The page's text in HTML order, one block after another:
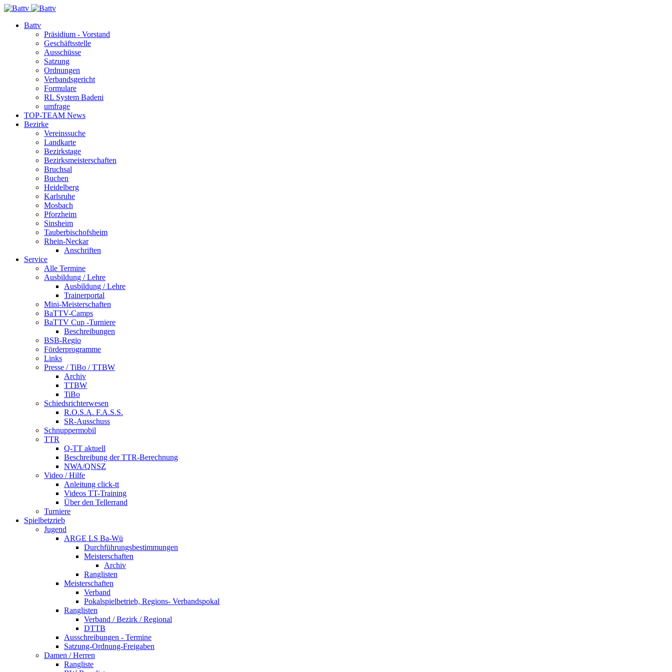
Battv
Präsidium - Vorstand
Geschäftsstelle
Ausschüsse
Satzung
Ordnungen
Verbandsgericht
Formulare
RL System Badeni
umfrage
TOP-TEAM News
Bezirke
Vereinssuche
Landkarte
Bezirkstage
Bezirksmeisterschaften
Bruchsal
Buchen
Heidelberg
Karlsruhe
Mosbach
Pforzheim
Sinsheim
Tauberbischofsheim
Rhein-Neckar
Anschriften
Service
Alle Termine
Ausbildung / Lehre
Ausbildung / Lehre
Trainerportal
Mini-Meisterschaften
BaTTV-Camps
BaTTV Cup -Turniere
Beschreibungen
BSB-Regio
Förderprogramme
Links
Presse / TiBo / TTBW
Archiv
TTBW
TiBo
Schiedsrichterwesen
R.O.S.A. F.A.S.S.
SR-Ausschuss
Schnuppermobil
TTR
Q-TT aktuell
Beschreibung der TTR-Berechnung
NWA/QNSZ
Video / Hilfe
Anleitung click-tt
Videos TT-Training
Über den Tellerrand
Turniere
Spielbetzrieb
Jugend
ARGE LS Ba-Wü
Durchführungsbestimmungen
Meisterschaften
Archiv
Ranglisten
Meisterschaften
Verband
Pokalspielbetrieb, Regions- Verbandspokal
Ranglisten
Verband / Bezirk / Regional
DTTB
Ausschreibungen - Termine
Satzung-Ordnung-Freigaben
Damen / Herren
Rangliste